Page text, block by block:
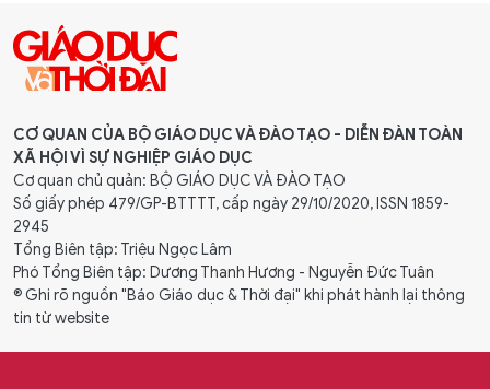
CƠ QUAN CỦA BỘ GIÁO DỤC VÀ ĐÀO TẠO - DIỄN ĐÀN TOÀN
XÃ HỘI VÌ SỰ NGHIỆP GIÁO DỤC
Cơ quan chủ quản: BỘ GIÁO DỤC VÀ ĐÀO TẠO
Số giấy phép 479/GP-BTTTT, cấp ngày 29/10/2020, ISSN 1859-
2945
Tổng Biên tập: Triệu Ngọc Lâm
Phó Tổng Biên tập: Dương Thanh Hương - Nguyễn Đức Tuân
® Ghi rõ nguồn "Báo Giáo dục & Thời đại" khi phát hành lại thông
tin từ website